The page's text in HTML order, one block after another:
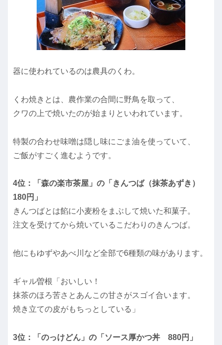
器に使われているのは農具のくわ。
くわ焼きとは、農作業の合間に野鳥を取って、
クワの上で焼いたのが始まりといわれています。
特製の合わせ味噌は隠し味にごま油を使っていて、
ご飯がすごく進むようです。
4位：「森の楽市茶屋」の「きんつば（抹茶あずき）
180円」
きんつばとは餡に小麦粉をまぶして焼いた和菓子。
注文を受けてから焼いているこだわりのきんつば。
他にもゆずやあべ川など全部で6種類の味があります。
ギャル曽根「おいしい！
抹茶のほろ苦さとあんこの甘さがスゴイ合います。
焼き立ての皮がもちっとしている」
3位：「のっけどん」の「ソース厚かつ丼 880円」